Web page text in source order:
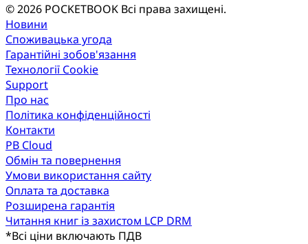
© 2026 POCKETBOOK Всі права захищені.
Новини
Споживацька угода
Гарантійні зобов'язання
Технології Cookie
Support
Про нас
Політика конфіденційності
Контакти
PB Cloud
Обмін та повернення
Умови використання сайту
Оплата та доставка
Розширена гарантія
Читання книг із захистом LCP DRM
*Всі ціни включають ПДВ